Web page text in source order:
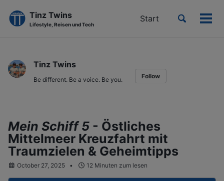
primary
navigation
content
footer
Tinz Twins
Lifestyle, Reisen und Tech
Start
Toggle
Tinz Twins
Be different. Be a voice. Be you. Follow
Mein Schiff 5 - Östliches
Mittelmeer Kreuzfahrt mit
Traumzielen & Geheimtipps
October 27, 2025 12 Minuten zum lesen